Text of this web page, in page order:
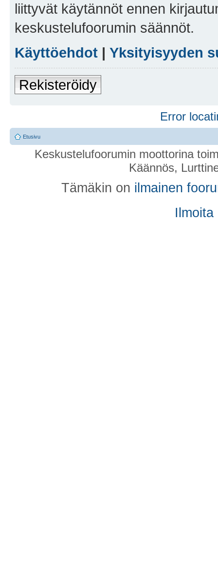
liittyvät käytännöt ennen
keskustelufoorumin säännöt.
Käyttöehdot | Yksityisyyden
Rekisteröidy
Error
Etusivu
Keskustelufoorumin moottorina
Käännös,
Tämäkin on ilmainen